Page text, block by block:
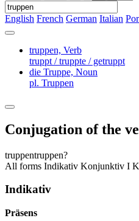
English French German Italian
truppen, Verb
truppt / truppte / getruppt
die Truppe, Noun
pl. Truppen
Conjugation of the
truppentruppen?
All forms Indikativ Konjunktiv I
Indikativ
Präsens